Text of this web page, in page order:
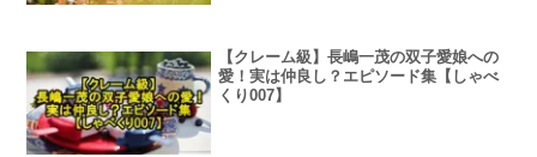
【クレーム級】長嶋一茂の双子愛娘への
愛！実は仲良し？エピソード集【しゃべ
くり007】